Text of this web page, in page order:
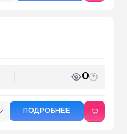
0
ПОДРОБНЕЕ